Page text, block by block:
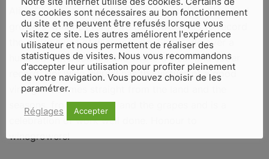
Aline Champsaur spent time in vineyards, cellars and
growers’ wineries for more than two years to record
the entire cycle of wine making. She made over a
hundred watercolours and wrote a clear and sober
record. Her wine journal has the virtues of a good
vintage. It comes straight from the land and the
seasons, from the vines and the grapes and is a
celebration of work well done. Honour to
winegrowers!
ces cookies sont nécessaires au bon fonctionnement
du site et ne peuvent être refusés lorsque vous
visitez ce site. Les autres améliorent l'expérience
utilisateur et nous permettent de réaliser des
statistiques de visites. Nous vous recommandons
d'accepter leur utilisation pour profiter pleinement
de votre navigation. Vous pouvez choisir de les
paramétrer.
Réglages Accepter